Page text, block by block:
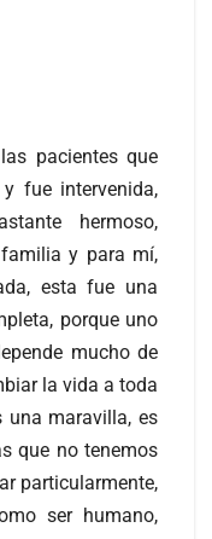
pacientes que
fue intervenida,
hermoso,
y para mí,
esta fue una
porque uno
mucho de
la vida a toda
una maravilla, es
que no tenemos
particularmente,
ser humano,